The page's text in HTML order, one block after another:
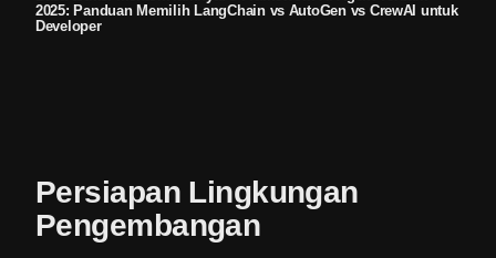
2025: Panduan Memilih LangChain vs AutoGen vs CrewAI untuk
Developer
Persiapan Lingkungan
Pengembangan